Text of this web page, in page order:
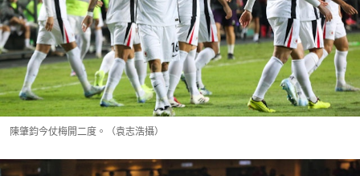
陳肇鈞今仗梅開二度。（袁志浩攝）